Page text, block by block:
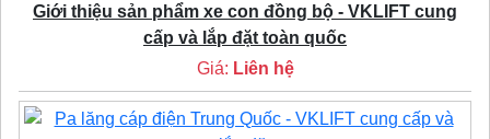
Giới thiệu sản phẩm xe con đồng bộ - VKLIFT cung
cấp và lắp đặt toàn quốc
Giá: Liên hệ